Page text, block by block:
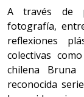
A través de
fotografía,
reflexiones
colectivas
chilena
reconocida serie